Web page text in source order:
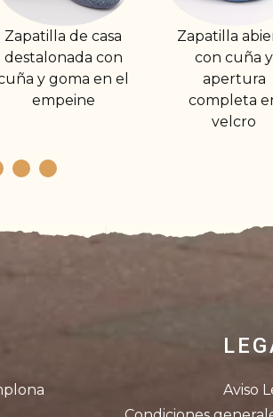
Zapatilla abierta
con cuña y
apertura
completa en
Zapatillas
cerradas
velcro
Aviso